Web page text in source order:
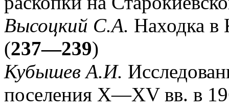
Высоцкий С.А. Находка в
(237—239)
Кубышев А.И.
поселения Х—ХV вв. в